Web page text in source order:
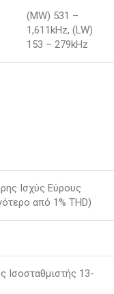
(MW) 531 –
1,611kHz, (LW)
153 – 279kHz
Ισχύς Εύρους
από 1% THD)
Ισοσταθμιστής 13-